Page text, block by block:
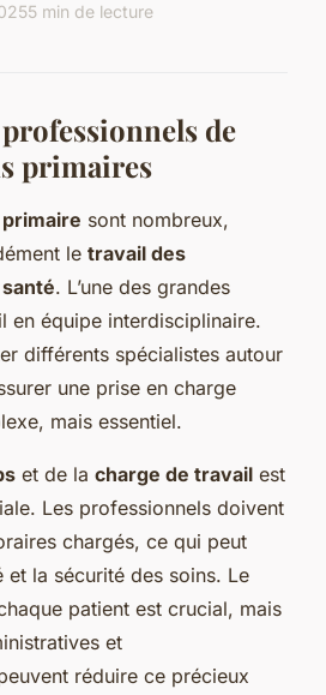
5 min de lecture
de
primaires
sont nombreux,
le travail des
. L’une des grandes
en équipe interdisciplinaire.
différents spécialistes autour
une prise en charge
mais essentiel.
et de la charge de travail est
Les professionnels doivent
chargés, ce qui peut
et la sécurité des soins. Le
patient est crucial, mais
et
réduire ce précieux